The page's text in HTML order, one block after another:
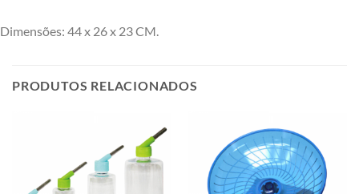
Dimensões: 44 x 26 x 23 CM.
PRODUTOS RELACIONADOS